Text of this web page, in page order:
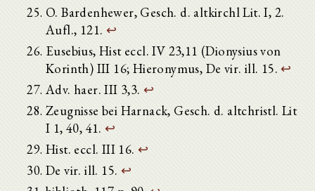
O. Bardenhewer, Gesch. d. altkirchl Lit. I, 2.
Aufl., 121. ↩
Eusebius, Hist eccl. IV 23,11 (Dionysius von
Korinth) III 16; Hieronymus, De vir. ill. 15. ↩
Adv. haer. III 3,3. ↩
Zeugnisse bei Harnack, Gesch. d. altchristl. Lit
I 1, 40, 41. ↩
Hist. eccl. III 16. ↩
De vir. ill. 15. ↩